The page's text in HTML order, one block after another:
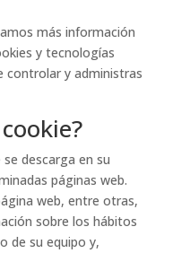
más información
y tecnologías
controlar y administras
descarga en su
páginas web.
web, entre otras,
sobre los hábitos
de su equipo y,